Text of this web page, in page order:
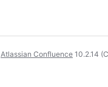
Atlassian Confluence 10.2.14